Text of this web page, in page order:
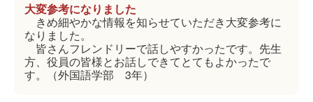
大変参考になりました
きめ細やかな情報を知らせていただき大変参考に
なりました。
皆さんフレンドリーで話しやすかったです。先生
方、役員の皆様とお話しできてとてもよかったで
す。（外国語学部 3年）